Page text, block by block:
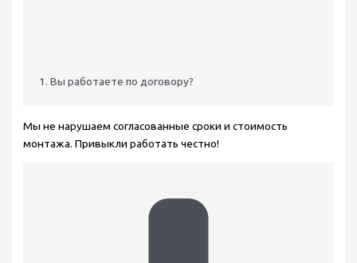
1. Вы работаете по договору?
Мы не нарушаем согласованные сроки и стоимость
монтажа. Привыкли работать честно!